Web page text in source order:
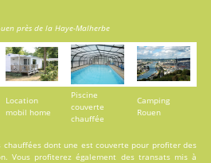
près de la Haye-Malherbe
Location
mobil home
Piscine
couverte
chauffée
Camping
Rouen
chauffées dont une est couverte pour profiter des
Vous profiterez également des transats mis à